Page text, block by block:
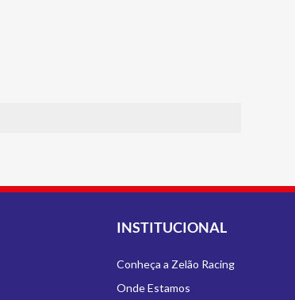
INSTITUCIONAL
Conheça a Zelão Racing
Onde Estamos